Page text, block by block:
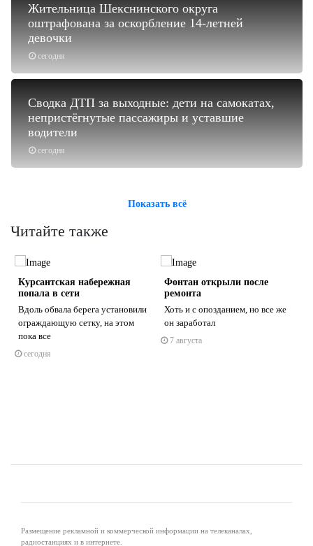
сегодня
Жительница Шекснинского округа
оштрафована за оскорбление 14-летней
девочки
сегодня
Сводка ДТП за выходные: дети на самокатах,
непристёгнутые пассажиры и уставшие
водители
Показать всё
Читайте также
Курсантская набережная
попала в сети
Вдоль обвала берега установили
ограждающую сетку, на этом
пока все
сегодня
Фонтан открыли после
ремонта
Хоть и с опозданием, но все же
он заработал
7 августа
Размещение рекламной и коммерческой информации на телеканалах,
радиостанциях и в интернете.